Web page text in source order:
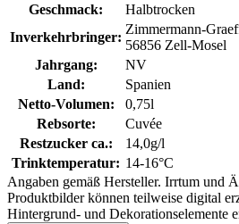
Geschmack:
Halbtrocken
Inverkehrbringer:
Zimmermann-
56856 Zell-Mosel
Jahrgang:
NV
Land:
Spanien
Netto-Volumen:
0,75l
Rebsorte:
Cuvée
Restzucker ca.:
14,0g/l
Trinktemperatur: 14-16°C
Angaben gemäß Hersteller. Irrtum und
Produktbilder können teilweise digital
Hintergrund- und Dekorationselemente